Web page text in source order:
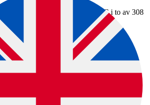
produserende E. coli- STEC i to av 308
resultat. Rapporten kan lese på
E. coli norsk kjøtt_Rapport_2018